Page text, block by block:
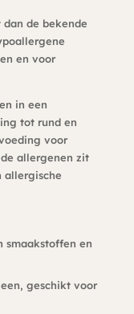
de bekende
en voor
in een
tot rund en
voor
allergenen zit
allergische
smaakstoffen en
geschikt voor